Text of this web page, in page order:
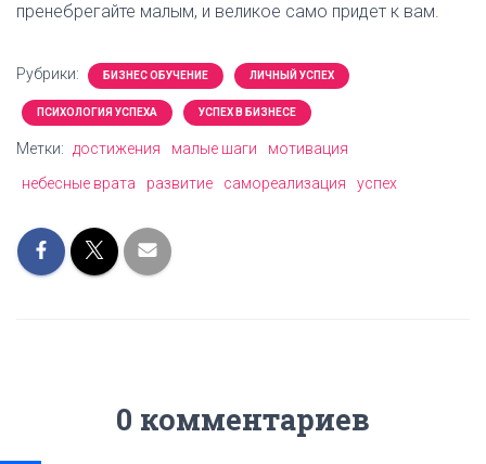
пренебрегайте малым, и великое само придет к вам.
Рубрики: БИЗНЕС ОБУЧЕНИЕ ЛИЧНЫЙ УСПЕХ
ПСИХОЛОГИЯ УСПЕХА УСПЕХ В БИЗНЕСЕ
Метки: достижения малые шаги
мотивация
небесные врата
развитие самореализация успех
0 комментариев